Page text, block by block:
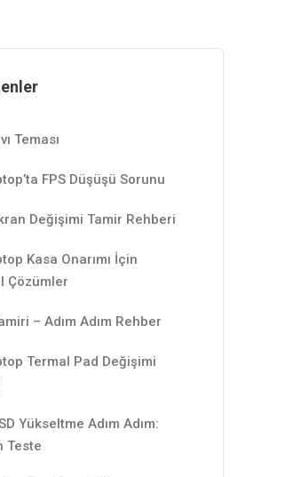
Teması
FPS Düşüşü Sorunu
Değişimi Tamir Rehberi
Kasa Onarımı İçin
Çözümler
– Adım Adım Rehber
Termal Pad Değişimi
Yükseltme Adım Adım:
Teste